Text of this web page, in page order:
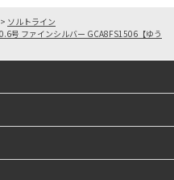
> ソルトライン
号 ファインシルバー GCA8FS1506【ゆう